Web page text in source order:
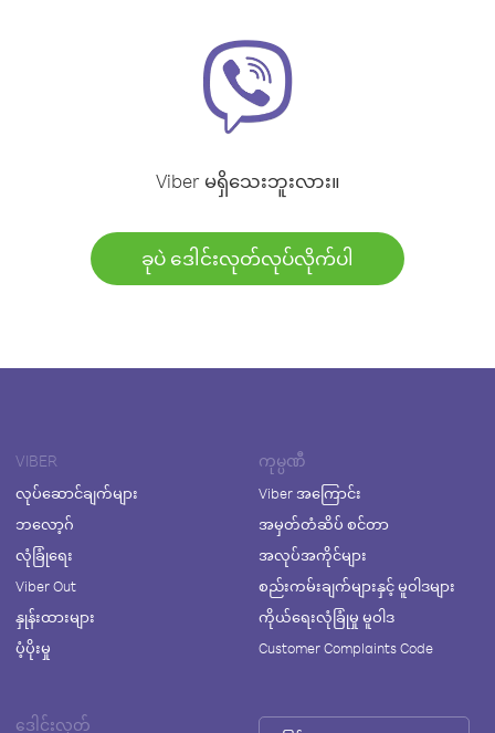
Viber မရှိသေးဘူးလား။
ခုပဲ ဒေါင်းလုတ်လုပ်လိုက်ပါ
VIBER
လုပ်ဆောင်ချက်များ
ဘလော့ဂ်
လုံခြုံရေး
Viber Out
နှုန်းထားများ
ပံ့ပိုးမှု
ကုမ္ပဏီ
Viber အကြောင်း
အမှတ်တံဆိပ် စင်တာ
အလုပ်အကိုင်များ
စည်းကမ်းချက်များနှင့် မူဝါဒများ
ကိုယ်ရေးလုံခြုံမှု မူဝါဒ
Customer Complaints Code
ဒေါင်းလုတ်